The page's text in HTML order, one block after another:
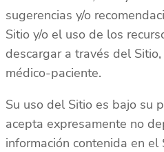
sugerencias y/o
Sitio y/o el uso de los
descargar a través del
médico-paciente.
Su uso del Sitio es bajo su
acepta expresamente no
información contenida en el